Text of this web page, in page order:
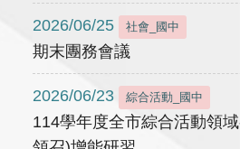
2026/06/25 社會_國中
期末團務會議
2026/06/23 綜合活動_國中
114學年度全市綜合活動領